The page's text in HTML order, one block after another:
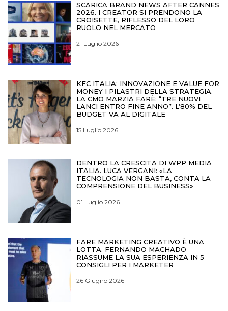
SCARICA BRAND NEWS AFTER CANNES
2026. I CREATOR SI PRENDONO LA
CROISETTE, RIFLESSO DEL LORO
RUOLO NEL MERCATO
21 Luglio 2026
KFC ITALIA: INNOVAZIONE E VALUE FOR
MONEY I PILASTRI DELLA STRATEGIA.
LA CMO MARZIA FARÈ: “TRE NUOVI
LANCI ENTRO FINE ANNO”. L’80% DEL
BUDGET VA AL DIGITALE
15 Luglio 2026
DENTRO LA CRESCITA DI WPP MEDIA
ITALIA. LUCA VERGANI: «LA
TECNOLOGIA NON BASTA, CONTA LA
COMPRENSIONE DEL BUSINESS»
01 Luglio 2026
FARE MARKETING CREATIVO È UNA
LOTTA. FERNANDO MACHADO
RIASSUME LA SUA ESPERIENZA IN 5
CONSIGLI PER I MARKETER
26 Giugno 2026